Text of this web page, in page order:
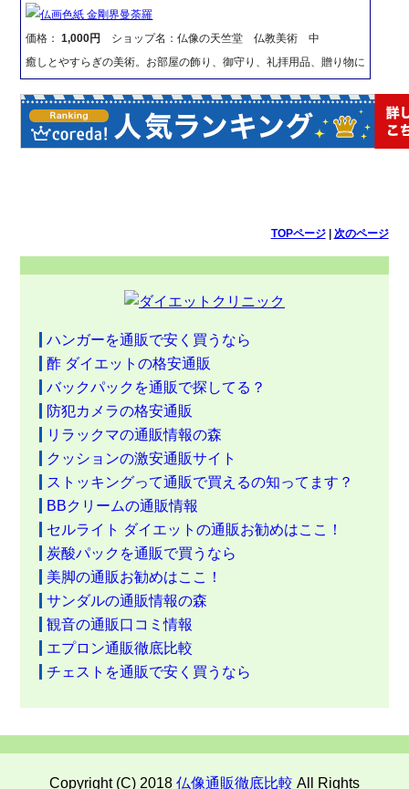
仏画色紙 金剛界曼荼羅
価格：1,000円
ショップ名：仏像の天竺堂 仏教美術 中
癒しとやすらぎの美術。お部屋の飾り、御守り、礼拝用品、贈り物に
TOPページ| 次のページ
ハンガーを通販で安く買うなら
酢 ダイエットの格安通販
バックパックを通販で探してる？
防犯カメラの格安通販
リラックマの通販情報の森
クッションの激安通販サイト
ストッキングって通販で買えるの知ってます？
BBクリームの通販情報
セルライト ダイエットの通販お勧めはここ！
炭酸パックを通販で買うなら
美脚の通販お勧めはここ！
サンダルの通販情報の森
観音の通販口コミ情報
エプロン通販徹底比較
チェストを通販で安く買うなら
Copyright (C) 2018 仏像通販徹底比較 All Rights